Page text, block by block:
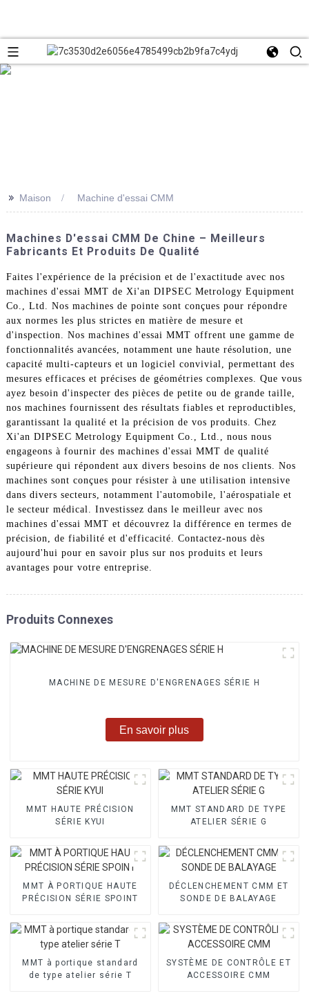
>> Maison Machine d'essai CMM
Machines D'essai CMM De Chine – Meilleurs
Fabricants Et Produits De Qualité
Faites l'expérience de la précision et de l'exactitude avec nos
machines d'essai MMT de Xi'an DIPSEC Metrology Equipment
Co., Ltd. Nos machines de pointe sont conçues pour répondre
aux normes les plus strictes en matière de mesure et
d'inspection. Nos machines d'essai MMT offrent une gamme de
fonctionnalités avancées, notamment une haute résolution, une
capacité multi-capteurs et un logiciel convivial, permettant des
mesures efficaces et précises de géométries complexes. Que vous
ayez besoin d'inspecter des pièces de petite ou de grande taille,
nos machines fournissent des résultats fiables et reproductibles,
garantissant la qualité et la précision de vos produits. Chez
Xi'an DIPSEC Metrology Equipment Co., Ltd., nous nous
engageons à fournir des machines d'essai MMT de qualité
supérieure qui répondent aux divers besoins de nos clients. Nos
machines sont conçues pour résister à une utilisation intensive
dans divers secteurs, notamment l'automobile, l'aérospatiale et
le secteur médical. Investissez dans le meilleur avec nos
machines d'essai MMT et découvrez la différence en termes de
précision, de fiabilité et d'efficacité. Contactez-nous dès
aujourd'hui pour en savoir plus sur nos produits et leurs
avantages pour votre entreprise.
Produits Connexes
MACHINE DE MESURE D'ENGRENAGES SÉRIE H
En savoir plus
MMT HAUTE PRÉCISION
SÉRIE KYUI
MMT STANDARD DE TYPE
ATELIER SÉRIE G
MMT À PORTIQUE HAUTE
PRÉCISION SÉRIE SPOINT
DÉCLENCHEMENT CMM ET
SONDE DE BALAYAGE
MMT à portique standard
de type atelier série T
SYSTÈME DE CONTRÔLE ET
ACCESSOIRE CMM